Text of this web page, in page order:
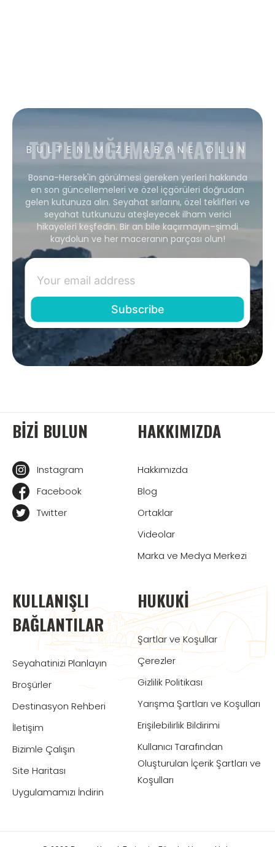
BÜLTENIMIZE ABONE OLUN
TOPLULUĞUMUZA KATILIN
Bosna-Hersek'in görülmesi gereken yerleri hakkında
en son güncellemeleri ve özel içgörüleri doğrudan
gelen kutunuza alın. Seyahat sırlarını, özel teklifleri ve
seyahat tutkunuzu ateşleyecek ilham verici
hikayeleri keşfedin. Bir an bile kaçırmayın–şimdi
kaydolun ve her maceranın parçası olun!
BIZI BULUN
Instagram
Facebook
Twitter
HAKKIMIZDA
Hakkımızda
Blog
Ortaklar
Videolar
Marka ve Medya Merkezi
KULLANIŞLI
BAĞLANTILAR
Seyahatinizi Planlayın
Broşürler
Destinasyon Rehberi
İletişim
Bizimle Çalışın
Site Haritası
Uygulamamızı İndirin
HUKUKI
Şartlar ve Koşullar
Çerezler
Gizlilik Politikası
Yarışma Şartları ve Koşulları
Erişilebilirlik Bildirimi
Kullanıcı Tarafından
Oluşturulan İçerik Şartları ve
Koşulları